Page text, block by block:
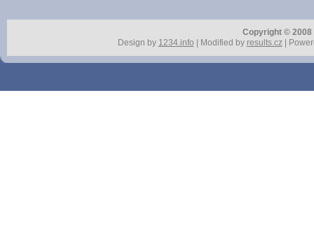
Copyright ©
Design by 1234.info | Modified by results.cz|